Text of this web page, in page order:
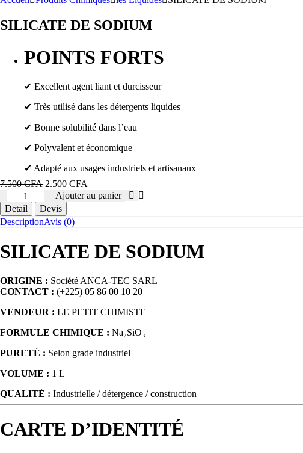
SILICATE DE SODIUM
POINTS FORTS
✔ Excellent agent liant et durcisseur
✔ Très utilisé dans les détergents liquides
✔ Bonne solubilité dans l’eau
✔ Polyvalent et économique
✔ Adapté aux usages industriels et artisanaux
7.500CFA Le
prix
initial
était :
7.500 CFA.
2.500 CFA
prix
quantité
de
SILICATE
DE
Ajouter au panier
Detail
Devis
DescriptionAvis (0)
SILICATE DE SODIUM
ORIGINE : Société ANCA-TEC SARL
CONTACT : (+225) 05 86 00 10 20
VENDEUR : LE PETIT CHIMISTE
FORMULE CHIMIQUE : Na₂SiO₃
PURETÉ : Selon grade industriel
VOLUME : 1 L
QUALITÉ : Industrielle / détergence / construction
CARTE D’IDENTITÉ